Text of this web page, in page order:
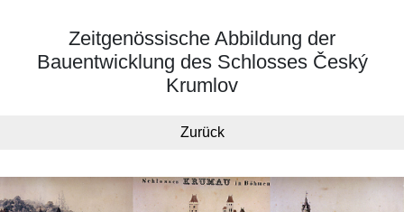
Zeitgenössische Abbildung der
Bauentwicklung des Schlosses Český
Krumlov
Zurück